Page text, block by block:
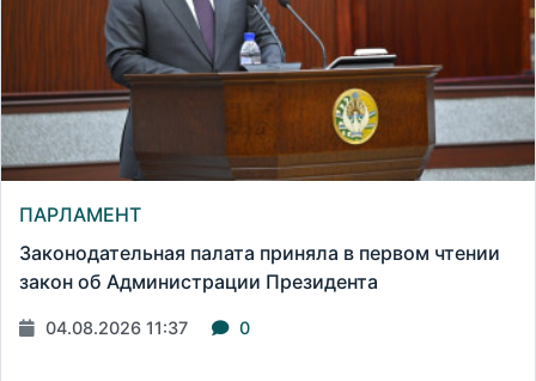
ПАРЛАМЕНТ
Законодательная палата приняла в первом чтении
закон об Администрации Президента
04.08.2026 11:37 0